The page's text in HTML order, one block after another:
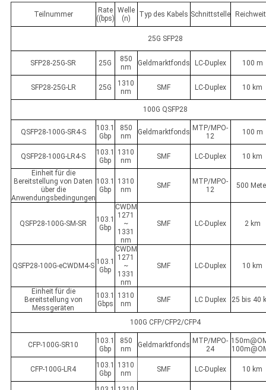
Teilnummer
Rate
((bps)
Welle
(n)
Typ des Kabels Schnittstelle
25G SFP28
SFP28-25G-SR 25G
850
nm
Geldmarktfonds LC-Duplex 100 m
SFP28-25G-LR 25G
1310
nm
SMF LC-Duplex 10 km
100G QSFP28
QSFP28-100G-SR4-S
103.1
Gbp
850
nm
Geldmarktfonds MTP/MPO-
12
100 m
QSFP28-100G-LR4-S
103.1
Gbp
1310
nm
SMF LC-Duplex
10 km
Einheit für die
Bereitstellung von Daten
über die
Anwendungsbedingungen
103.1
Gbp
1310
nm
SMF
MTP/MPO-
12
500
QSFP28-100G-SM-SR
103.1
Gbp
CWDM
1271
~
1331
nm
SMF LC-Duplex 2 km
QSFP28-100G-eCWDM4-S 103.1
Gbp
CWDM
1271
~
1331
nm
SMF LC-Duplex 10 km
Einheit für die
Bereitstellung von
Messgeräten
103.1
Gbps
1310
nm
SMF LC Duplex 25 bis 40
100G CFP/CFP2/CFP4
CFP-100G-SR10
103.1
Gbp
850
nm
Geldmarktfonds MTP/MPO-
24
CFP-100G-LR4
103.1
Gbp
1310
nm
SMF LC-Duplex 10 km